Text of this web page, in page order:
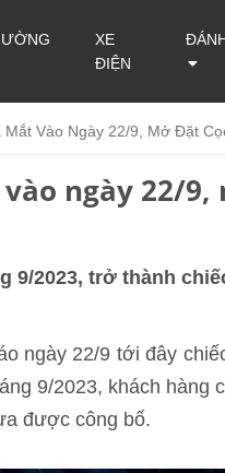
XE
ĐIỆN
Mắt Vào Ngày 22/9, Mở Đặt
ngày 22/
9/2023, trở thành
ngày 22/9 tới đây
9/2023, khách hàng
được công bố.